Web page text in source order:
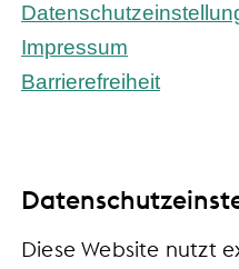
Impressum
Barrierefreiheit
Diese Website nutzt